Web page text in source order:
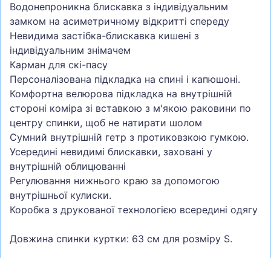
Водонепроникна блискавка з індивідуальним
замком на асиметричному відкритті спереду
Невидима застібка-блискавка кишені з
індивідуальним знімачем
Карман для скі-пасу
Персоналізована підкладка на спині і капюшоні.
Комфортна велюрова підкладка на внутрішній
стороні коміра зі вставкою з м'якою раковини по
центру спинки, щоб не натирати шолом
Сумний внутрішній гетр з протиковзкою гумкою.
Усередині невидимі блискавки, заховані у
внутрішній облицюванні
Регулювання нижнього краю за допомогою
внутрішньої кулиски.
Коробка з друкованої технологією всередині одягу
Довжина спинки куртки: 63 см для розміру S.